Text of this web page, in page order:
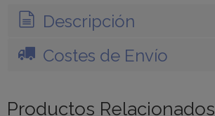
Descripción
Costes de Envío
Productos Relacionados